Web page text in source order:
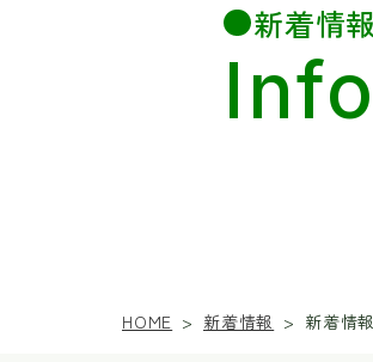
新着情報
HOME > 新着情報 > 新着情